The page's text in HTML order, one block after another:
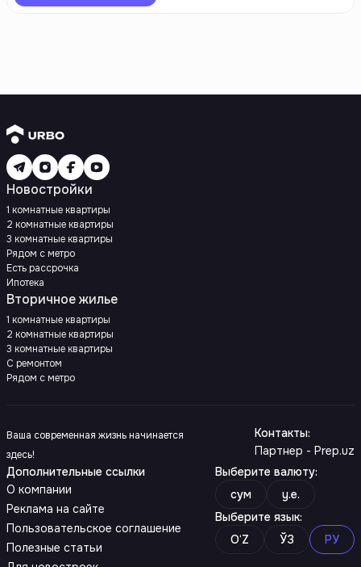
Новостройки
1 комнатные квартиры
2 комнатные квартиры
3 комнатные квартиры
Рядом с метро
Есть рассрочка
Ипотека
Вторичное жилье
1 комнатные квартиры
2 комнатные квартиры
3 комнатные квартиры
С ремонтом
Рядом с метро
Ваша современная жизнь начинается
здесь!
Контакты:
Партнер - Prep.uz
Дополнительные ссылки
О компании
Реклама на сайте
Пользовательское соглашение
Полезные статьи
Выберите валюту:
сум
y.e.
Выберите язык:
O‘Z
ЎЗ РУ